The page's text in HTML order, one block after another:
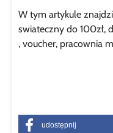
W tym artykule
swiateczny do 100zł,
, voucher, pracownia
udostępnij